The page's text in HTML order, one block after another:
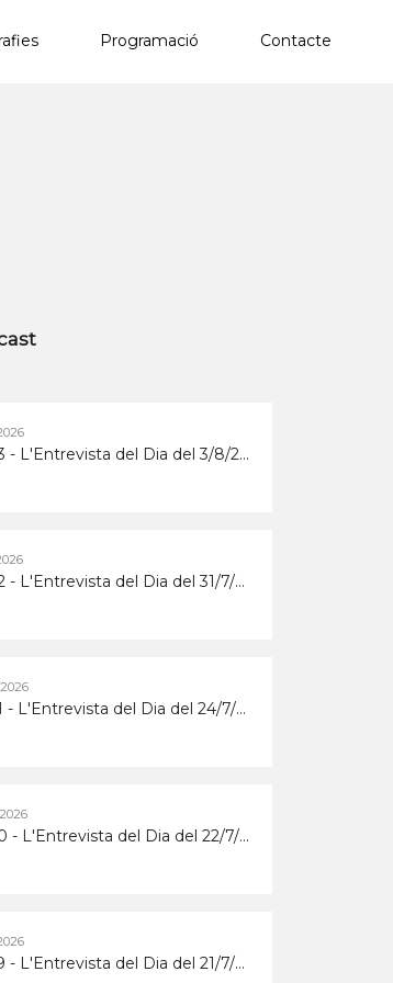
Programació Contacte
#1463 - L'Entrevista del Dia del 3/8/2026 sobre la Copa d'Espanya de Superenduro a Abrera
#1462 - L'Entrevista del Dia del 31/7/2026 amb la coordinadora i els participants del grup de grans del Casal d'Estiu Municipal de 2026
#1461 - L'Entrevista del Dia del 24/7/2026 amb l'Abrera Gimnàstic Club
#1460 - L'Entrevista del Dia del 22/7/2026 sobre la Festa Major 2026 del Barri de Sta. Maria i el Suro
#1459 - L'Entrevista del Dia del 21/7/2026 sobrera la Festa Major 2026 del barri del Rebato d'Abrera